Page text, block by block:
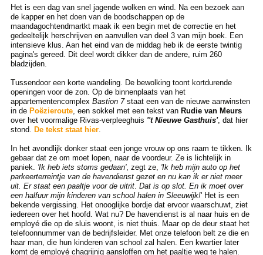
Het is een dag van snel jagende wolken en wind. Na een bezoek aan
de kapper en het doen van de boodschappen op de
maandagochtendmartkt maak ik een begin met de correctie en het
gedeeltelijk herschrijven en aanvullen van deel 3 van mijn boek. Een
intensieve klus. Aan het eind van de middag heb ik de eerste twintig
pagina's gereed. Dit deel wordt dikker dan de andere, ruim 260
bladzijden.
Tussendoor een korte wandeling. De bewolking toont kortdurende
openingen voor de zon. Op de binnenplaats van het
appartementencomplex Bastion 7staat een van de nieuwe aanwinsten
in dePoëzieroute, een sokkel met een tekst van Rudie van Meurs
over het voormalige Rivas-verpleeghuis ''t Nieuwe Gasthuis', dat hier
stond. De tekst staat hier.
In het avondlijk donker staat een jonge vrouw op ons raam te tikken. Ik
gebaar dat ze om moet lopen, naar de voordeur. Ze is lichtelijk in
paniek. 'Ik heb iets stoms gedaan', zegt ze, 'Ik heb mijn auto op het
parkeerterreintje van de havendienst gezet en nu kan ik er niet meer
uit. Er staat een paaltje voor de uitrit. Dat is op slot. En ik moet over
een halfuur mijn kinderen van school halen in Sleeuwijk!' Het is een
bekende vergissing. Het onooglijke bordje dat ervoor waarschuwt, ziet
iedereen over het hoofd. Wat nu? De havendienst is al naar huis en de
employé die op de sluis woont, is niet thuis. Maar op de deur staat het
telefoonnummer van de bedrijfsleider. Met onze telefoon belt ze die en
haar man, die hun kinderen van school zal halen. Een kwartier later
komt de employé chagrijnig aansloffen om het paaltje weg te halen.